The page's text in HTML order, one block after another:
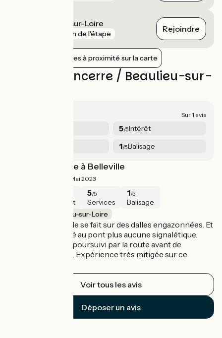
Cosne-Cours-sur-Loire
3 km de l'étape Rejoindre
Afficher les gares à proximité sur la carte
Avis sur Sancerre / Beaulieu-sur-
Sur 1 avis
5/5Intérêt
1/5Balisage
Mauvais balisage à Belleville
Mai 2023
Intérêt
5/5
Services
1/5
Balisage
Sancerre / Beaulieu-sur-Loire
L'arrivée à Belleville se fait sur des dalles engazonnées. Et
puis une fois arrivé au pont plus aucune signalétique.
Nous avons donc poursuivi par la route avant de
reprendre la piste. Expérience très mitigée sur ce
Voir tous les avis
Déposer un avis